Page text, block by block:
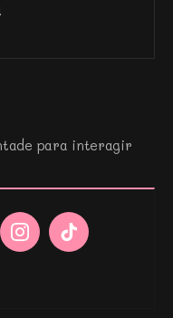
para interagir